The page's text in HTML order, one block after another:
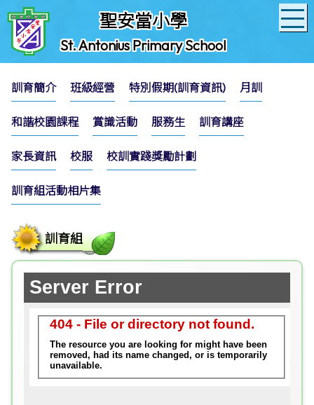
聖安當小學
St. Antonius Primary School
訓育簡介 班級經營 特別假期(訓育資訊) 月訓
和諧校園課程 賞識活動 服務生 訓育講座
家長資訊 校服 校訓實踐獎勵計劃
訓育組活動相片集
訓育組